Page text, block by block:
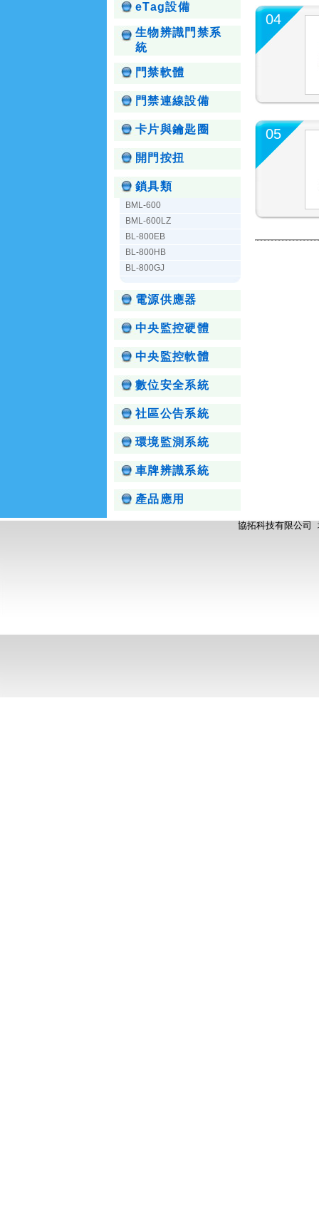
eTag設備
生物辨識門禁系
統
門禁軟體
門禁連線設備
卡片與鑰匙圈
開門按扭
鎖具類
BML-600
BML-600LZ
BL-800EB
BL-800HB
BL-800GJ
電源供應器
中央監控硬體
中央監控軟體
數位安全系統
社區公告系統
環境監測系統
車牌辨識系統
產品應用
04
05
協拓科技有限公司